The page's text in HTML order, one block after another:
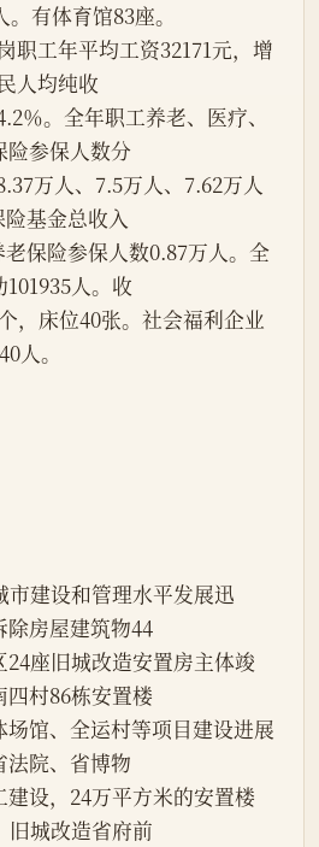
有体育馆83座。
人均纯收
％。全年职工养老、医疗、
险参保人数分
万人、7.5万人、7.62万人
基金总收入
保险参保人数0.87万人。全
101935人。收
，床位40张。社会福利企业
人。
除房屋建筑物44
座旧城改造安置房主体竣
村86栋安置楼
场馆、全运村等项目建设进展
法院、省博物
设，24万平方米的安置楼
旧城改造省府前